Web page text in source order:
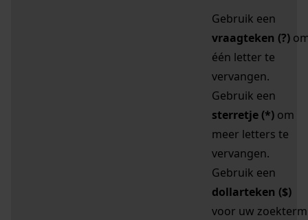
Gebruik een
vraagteken (?)
één letter te
vervangen.
Gebruik een
sterretje (*) om
meer letters te
vervangen.
Gebruik een
dollarteken ($)
voor uw zoekterm